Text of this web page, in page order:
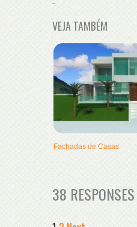
VEJA TAMBÉM
Fachadas de Casas
38 RESPONSES